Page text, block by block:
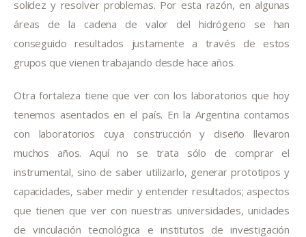
solidez y resolver problemas. Por esta razón, en algunas
áreas de la cadena de valor del hidrógeno se han
conseguido resultados justamente a través de estos
grupos que vienen trabajando desde hace años.
Otra fortaleza tiene que ver con los laboratorios que hoy
tenemos asentados en el país. En la Argentina contamos
con laboratorios cuya construcción y diseño llevaron
muchos años. Aquí no se trata sólo de comprar el
instrumental, sino de saber utilizarlo, generar prototipos y
capacidades, saber medir y entender resultados; aspectos
que tienen que ver con nuestras universidades, unidades
de vinculación tecnológica e institutos de investigación